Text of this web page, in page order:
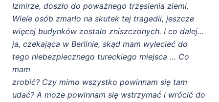
Izmirze, doszło do poważnego trzęsienia ziemi.
Wiele osób zmarło na skutek tej tragedii, jeszcze
więcej budynków zostało zniszczonych. I co dalej…
ja, czekająca w Berlinie, skąd mam wylecieć do
tego niebezpiecznego tureckiego miejsca … Co
mam
zrobić? Czy mimo wszystko powinnam się tam
udać? A może powinnam się wstrzymać i wrócić do